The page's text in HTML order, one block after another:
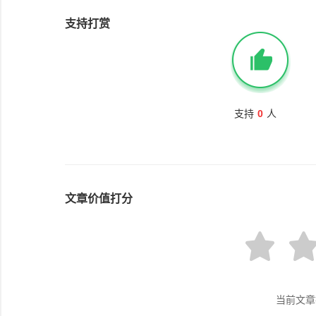
支持打赏
支持 0 人
文章价值打分
当前文